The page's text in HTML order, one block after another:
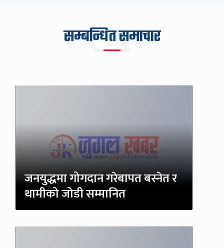
सम्बन्धित समाचार
जनयुद्धमा गोगदान गरेबापत बस्नेत र
थामीको जोडी सम्मानित